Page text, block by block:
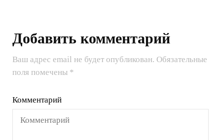
Добавить комментарий
Ваш адрес email не будет опубликован. Обязательные
поля помечены *
Комментарий